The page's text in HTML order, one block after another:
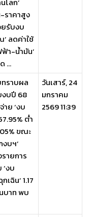
ราคาสูง
ยรับงบ
’ ลดค่าใช้
ฟ้า-น้ำมัน’
...
ราบผล
งบปี 68
ย ‘งบ
ต่ำ
ขณะ
งบฯ’
ายการ
‘งบ
เฉิน’ 1.17
บาท พบ
วันเสาร์, 24
มกราคม
2569 11:39